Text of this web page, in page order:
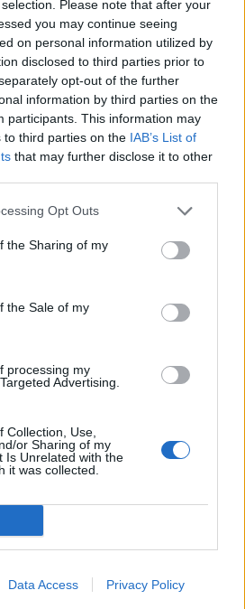
Please note that after your
you may continue seeing
on personal information utilized by
disclosed to third parties prior to
opt-out of the further
information by third parties on the
participants. This information may
to third parties on the IAB’s List of
that may further disclose it to other
Opt Outs
the Sharing of my
the Sale of my
processing my
Advertising.
Collection, Use,
or Sharing of my
Is Unrelated with the
it was collected.
Data Access Privacy Policy
για την οικογένεια που
λίγους μήνες.
πηδήξει απ΄τον τέταρτο
φορές αλλά ειδοποιήσαμε
πήγαν στην κλινική. Η
Από τη γειτονιά
πηδήξω, θα πεθάνω» και
βρει τον γιο της και να
τον θάνατο της
η κ. Βασιλική.
έλεγε «θέλω να πηδήξω» την
την πήγεσ την κλινική.
και βγήκε. Αυτό έγινε 2